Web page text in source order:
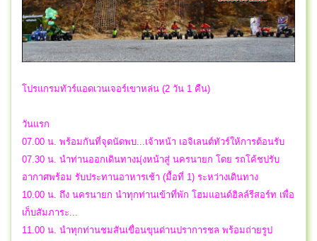
โปรแกรมทัวร์แอดเวนเจอร์เขาหล่น (2 วัน 1 คืน)
วันแรก
07.00 น. พร้อมกันที่จุดนัดพบ...เจ้าหน้า เอจิเลนต์ทัวร์ให้การต้อนรับ
07.30 น. นำท่านออกเดินทางมุ่งหน้าสู่ นครนายก โดย รถโค้ชปรับ
อากาศพร้อม รับประทานอาหารเช้า (มื้อที่ 1) ระหว่างเดินทาง
10.00 น. ถึง นครนายก นำทุกท่านเข้าที่พัก โฮมแอนด์ฮิลล์รีสอร์ท เพื่อ
เก็บสัมภาระ...
11.00 น. นำทุกท่านชมสันเขื่อนขุนด่านปราการชล พร้อมถ่ายรูป